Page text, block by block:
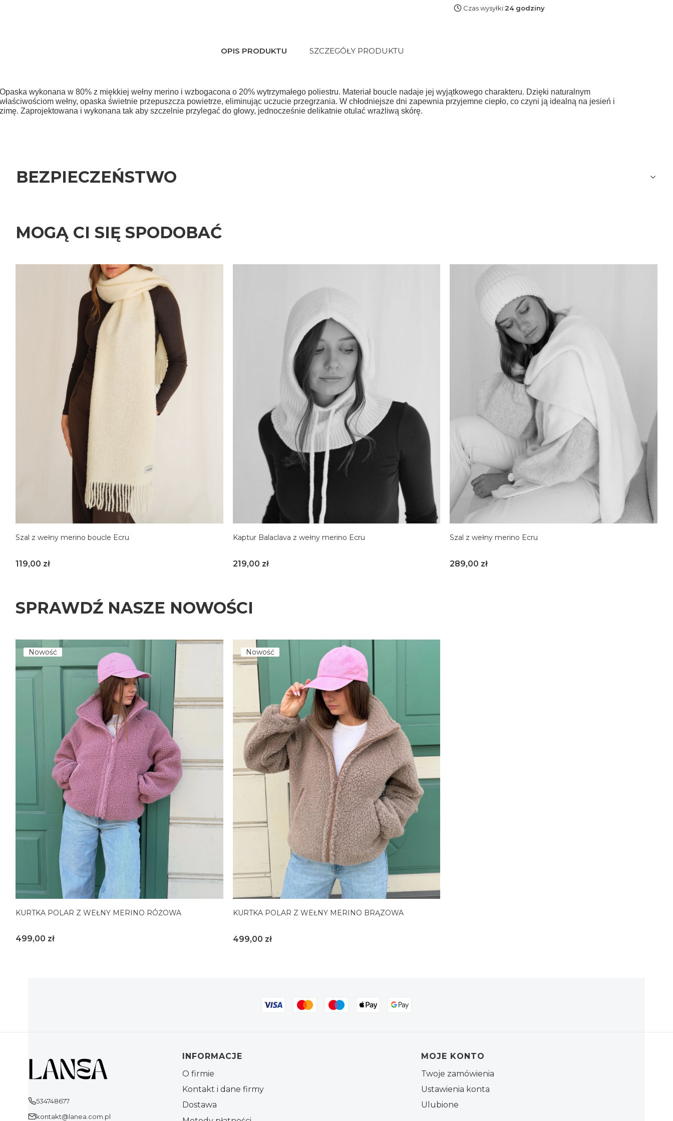
Czas wysyłki:24 godziny
OPIS PRODUKTU SZCZEGÓŁY PRODUKTU
Opaska wykonana w 80% z miękkiej wełny merino i wzbogacona o 20% wytrzymałego poliestru. Materiał boucle nadaje jej wyjątkowego charakteru. Dzięki naturalnym
właściwościom wełny, opaska świetnie przepuszcza powietrze, eliminując uczucie przegrzania. W chłodniejsze dni zapewnia przyjemne ciepło, co czyni ją idealną na jesień i
zimę. Zaprojektowana i wykonana tak aby szczelnie przylegać do głowy, jednocześnie delikatnie otulać wrażliwą skórę.
BEZPIECZEŃSTWO
MOGĄ CI SIĘ SPODOBAĆ
Szal z wełny merino boucle Ecru
Cena
119,00 zł
Kaptur Balaclava z wełny merino Ecru
Cena
219,00 zł
Szal z wełny merino Ecru
Cena
289,00 zł
SPRAWDŹ NASZE NOWOŚCI
Nowość
KURTKA POLAR Z WEŁNY MERINO RÓŻOWA
Cena
499,00 zł
Nowość
KURTKA POLAR Z WEŁNY MERINO BRĄZOWA
Cena
499,00 zł
534748677
kontakt@lanea.com.pl
Linki w stopce
INFORMACJE
O firmie
Kontakt i dane firmy
Dostawa
MOJE KONTO
Twoje zamówienia
Ustawienia konta
Ulubione